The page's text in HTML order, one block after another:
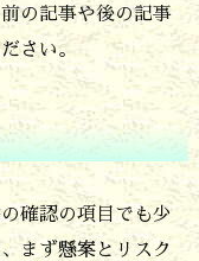
の記事や後の記事
さい。
確認の項目でも少
まず懸案とリスク